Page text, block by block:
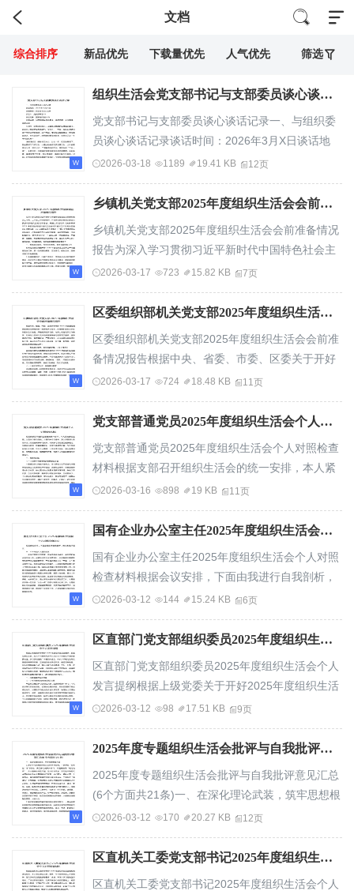
文档
综合排序 新品优先 下载量优先 人气优先 筛选
组织生活会党支部书记与支部委员谈心谈话记录
党支部书记与支部委员谈心谈话记录一、与组织委
员谈心谈话记录谈话时间：2026年3月X日谈话地
点：党支部书记办公室谈话人：党支部书记XX谈
2026-03-18 1189 19.41 KB 12页
乡镇机关党支部2025年度组织生活会会前准备情况报告
乡镇机关党支部2025年度组织生活会会前准备情况
报告为深入学习贯彻习近平新时代中国特色社会主
义思想和党的二十大、二十届二中全会精神，严...
2026-03-17 723 15.82 KB 7页
区委组织部机关党支部2025年度组织生活会会前准备情况报告
区委组织部机关党支部2025年度组织生活会会前准
备情况报告根据中央、省委、市委、区委关于开好
2025年度基层党组织组织生活会的统一部署和有...
2026-03-17 724 18.48 KB 11页
党支部普通党员2025年度组织生活会个人对照检查材料
党支部普通党员2025年度组织生活会个人对照检查
材料根据支部召开组织生活会的统一安排，本人紧
扣会议主题，认真学习领会党的二十届四中全会...
2026-03-16 898 19 KB 11页
国有企业办公室主任2025年度组织生活会个人对照检查材料
国有企业办公室主任2025年度组织生活会个人对照
检查材料根据会议安排，下面由我进行自我剖析，
请大家批评指正。一、2025年度个人履职情况一...
2026-03-12 144 15.24 KB 6页
区直部门党支部组织委员2025年度组织生活会个人发言提纲
区直部门党支部组织委员2025年度组织生活会个人
发言提纲根据上级党委关于开好2025年度组织生活
会要求，我紧扣会议主题，深入学习贯彻习近平...
2026-03-12 98 17.51 KB 9页
2025年度专题组织生活会批评与自我批评意见汇总(6个方面共21条)
2025年度专题组织生活会批评与自我批评意见汇总
(6个方面共21条)一、在深化理论武装，筑牢思想根
基方面1.理论学习的系统性和主动性有待加强...
2026-03-12 170 20.27 KB 12页
区直机关工委党支部书记2025年度组织生活会个人对照检查材料
区直机关工委党支部书记2025年度组织生活会个人